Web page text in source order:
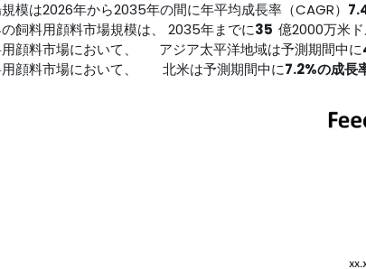
模は2026年から2035年の間に年平均成長率（CAGR）
飼料用顔料市場規模は、 2035年までに35 億2000万米
顔料市場において、 アジア太平洋地域は予測期間中に
用顔料市場において、 北米は予測期間中に7.2%の成長